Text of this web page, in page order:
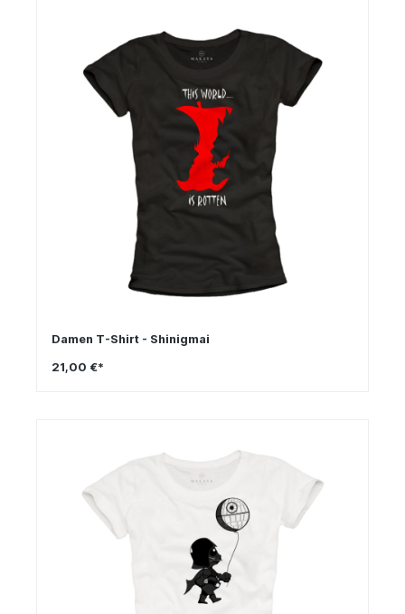
Damen T-Shirt - Shinigmai
21,00 €*